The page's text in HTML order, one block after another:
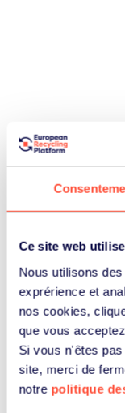
Ce site web
Nous utilisons
exprérience et
nos cookies,
que vous
Si vous n'êtes
site, merci de
notre politique